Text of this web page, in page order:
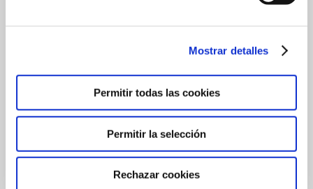
Mostrar detalles
Permitir todas las cookies
Permitir la selección
Rechazar cookies